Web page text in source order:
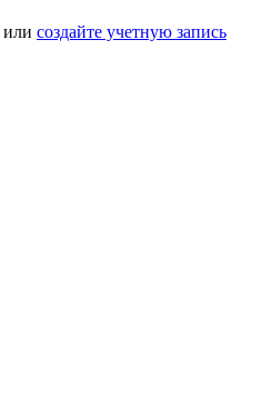
или создайте учетную запись